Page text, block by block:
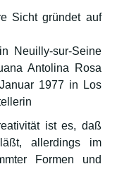
Sicht gründet auf
Neuilly-sur-Seine
Antolina Rosa
1977 in Los
ist es, daß
allerdings im
Formen und